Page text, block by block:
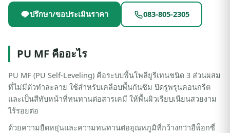
ปรึกษา/ขอประเมินราคา 083-805-2305
PU MF คืออะไร
PU MF (PU Self-Leveling) คือระบบพื้นโพลียูรีเทนชนิด 3 ส่วนผสม
ที่ไม่มีตัวทำละลาย ใช้สำหรับเคลือบพื้นกันซึม ปิดรูพรุนคอนกรีต
และเป็นสีทับหน้าที่ทนทานต่อสารเคมี ให้พื้นผิวเรียบเนียนสวยงาม
ไร้รอยต่อ
ด้วยความยืดหยุ่นและความทนทานต่ออุณหภูมิที่กว้างกว่าอีพ็อกซี่